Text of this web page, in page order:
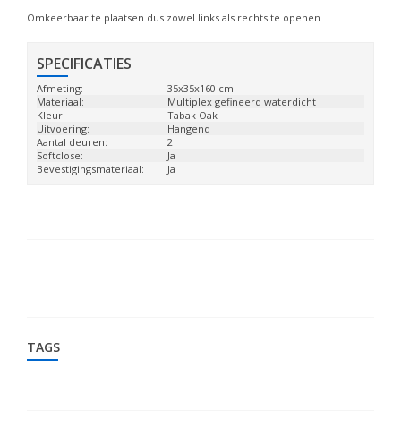
Omkeerbaar te plaatsen dus zowel links als rechts te openen
SPECIFICATIES
Afmeting:
35x35x160 cm
Materiaal:
Multiplex gefineerd waterdicht
Kleur:
Tabak Oak
Uitvoering:
Hangend
Aantal deuren:
2
Softclose:
Ja
Bevestigingsmateriaal:
Ja
TAGS